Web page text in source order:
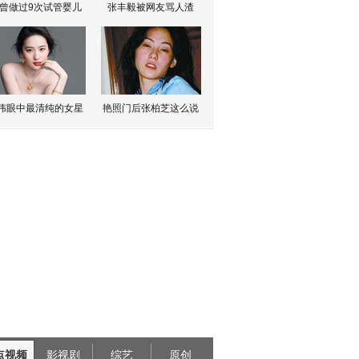
做过9次试管婴儿 张丰毅被网友骂人渣
眼中最清纯的女星 艳照门后张柏芝这么说
视频 影视剧 综艺 原创